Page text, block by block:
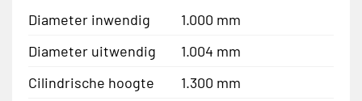
Diameter inwendig
1.000 mm
Diameter uitwendig
1.004 mm
Cilindrische hoogte
1.300 mm